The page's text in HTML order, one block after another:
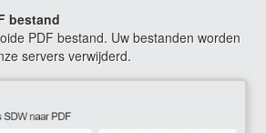
bestand
PDF bestand. Uw bestanden worden
servers verwijderd.